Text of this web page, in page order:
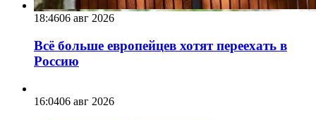
18:4606 авг 2026
Всё больше европейцев хотят переехать в
Россию
16:0406 авг 2026